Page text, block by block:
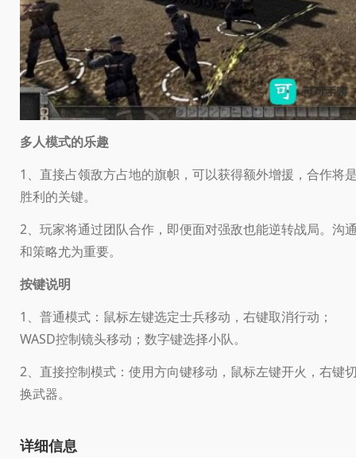
多人模式的乐趣
1、直接占领敌方占地的旗帜，可以获得额外增援，合作将
胜利的关键。
2、玩家将通过团队合作，即便面对强敌也能逆转战局。沟
和策略尤为重要。
按键说明
1、普通模式：鼠标左键选定士兵移动，右键取消行动；
WASD控制镜头移动；数字键选择小队。
2、直接控制模式：使用方向键移动，鼠标左键开火，右键
换武器。
详细信息